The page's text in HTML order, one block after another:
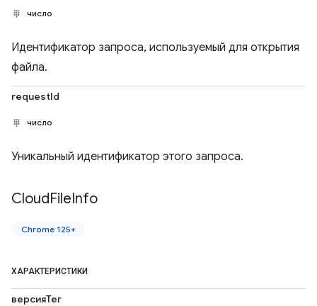
число
Идентификатор запроса, используемый для открытия
файла.
requestId
число
Уникальный идентификатор этого запроса.
CloudFileInfo
Chrome 125+
ХАРАКТЕРИСТИКИ
версияТег